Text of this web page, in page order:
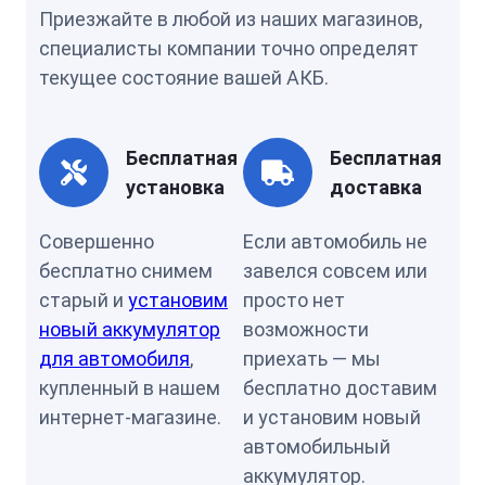
Приезжайте в любой из наших магазинов,
специалисты компании точно определят
текущее состояние вашей АКБ.
Бесплатная
установка
Совершенно
бесплатно снимем
старый и установим
новый аккумулятор
для автомобиля,
купленный в нашем
интернет-магазине.
Бесплатная
доставка
Если автомобиль не
завелся совсем или
просто нет
возможности
приехать — мы
бесплатно доставим
и установим новый
автомобильный
аккумулятор.